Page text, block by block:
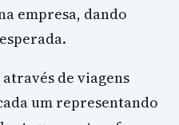
empresa, dando
de viagens
um representando